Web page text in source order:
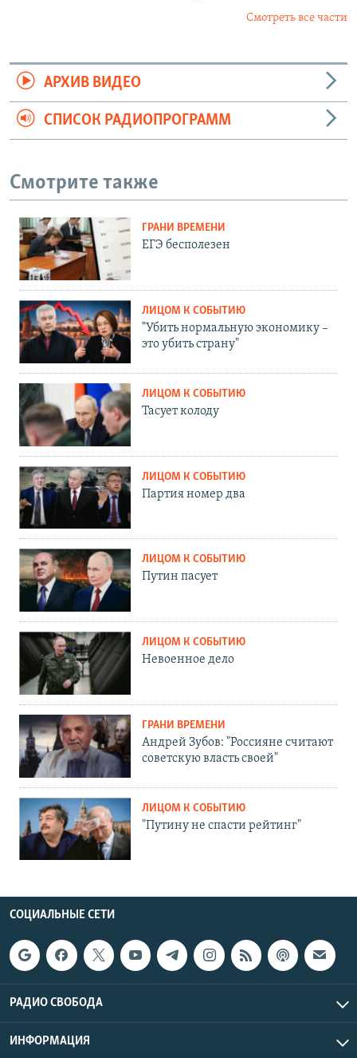
Смотреть все части
АРХИВ ВИДЕО
СПИСОК РАДИОПРОГРАММ
Смотрите также
ГРАНИ ВРЕМЕНИ
ЕГЭ бесполезен
ЛИЦОМ К СОБЫТИЮ
"Убить нормальную экономику –
это убить страну"
ЛИЦОМ К СОБЫТИЮ
Тасует колоду
ЛИЦОМ К СОБЫТИЮ
Партия номер два
ЛИЦОМ К СОБЫТИЮ
Путин пасует
ЛИЦОМ К СОБЫТИЮ
Невоенное дело
ГРАНИ ВРЕМЕНИ
Андрей Зубов: "Россияне считают
советскую власть своей"
ЛИЦОМ К СОБЫТИЮ
"Путину не спасти рейтинг"
СОЦИАЛЬНЫЕ СЕТИ
РАДИО СВОБОДА
ИНФОРМАЦИЯ